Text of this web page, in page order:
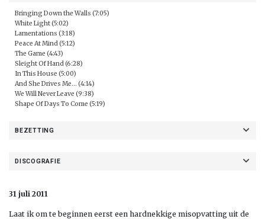
Bringing Down the Walls (7:05)
White Light (5:02)
Lamentations (3:18)
Peace At Mind (5:12)
The Game (4:43)
Sleight Of Hand (6:28)
In This House (5:00)
And She Drives Me... (4:14)
We Will Never Leave (9:38)
Shape Of Days To Come (5:19)
BEZETTING
DISCOGRAFIE
31 juli 2011
Laat ik om te beginnen eerst een hardnekkige misopvatting uit de